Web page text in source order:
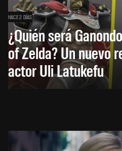
HACE 2 DÍAS
¿Quién será
of Zelda? Un nuevo
actor Uli Latukefu